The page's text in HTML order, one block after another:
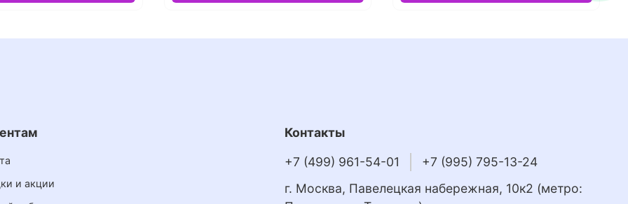
и акции
Контакты
+7 (499) 961-54-01
+7 (995) 795-13-24
г. Москва, Павелецкая набережная, 10к2 (метро: